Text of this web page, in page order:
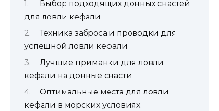
Выбор подходящих донных снастей
для ловли кефали
Техника заброса и проводки для
успешной ловли кефали
Лучшие приманки для ловли
кефали на донные снасти
Оптимальные места для ловли
кефали в морских условиях